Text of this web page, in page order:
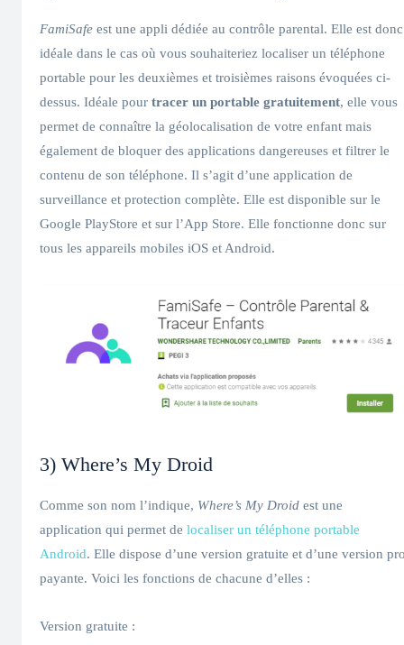
FamiSafe est une appli dédiée au contrôle parental. Elle est donc
idéale dans le cas où vous souhaiteriez localiser un téléphone
portable pour les deuxièmes et troisièmes raisons évoquées ci-
dessus. Idéale pour tracer un portable gratuitement, elle vous
permet de connaître la géolocalisation de votre enfant mais
également de bloquer des applications dangereuses et filtrer le
contenu de son téléphone. Il s’agit d’une application de
surveillance et protection complète. Elle est disponible sur le
Google PlayStore et sur l’App Store. Elle fonctionne donc sur
tous les appareils mobiles iOS et Android.
3) Where’s My Droid
Comme son nom l’indique, Where’s My Droid est une
application qui permet de localiser un téléphone portable
Android. Elle dispose d’une version gratuite et d’une version
payante. Voici les fonctions de chacune d’elles :
Version gratuite :